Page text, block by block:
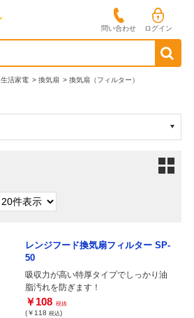
問い合わせ ログイン
生活家電 > 換気扇 > 換気扇（フィルター）
レンジフード換気扇フィルター SP-
50
吸収力が高い特厚タイプでしっかり油
脂汚れを防ぎます！
￥108 税抜
(￥118 税込)